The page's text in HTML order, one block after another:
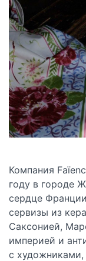
Компания
году в городе
сердце
сервизы из
Саксонией,
империей и
с